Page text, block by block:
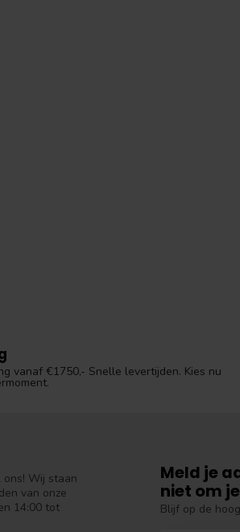
vanaf €1750,- Snelle levertijden. Kies nu
Wij staan
van onze
14:00 tot
Meld je
niet om
Blijf op de